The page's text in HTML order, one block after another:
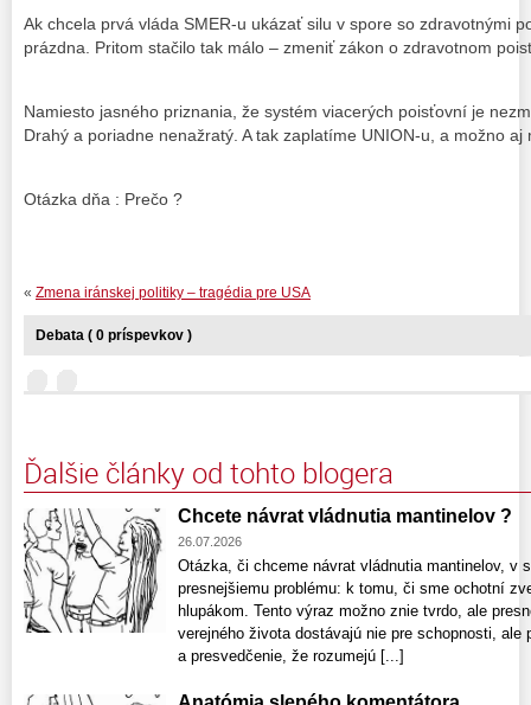
Ak chcela prvá vláda SMER-u ukázať silu v spore so zdravotnými
prázdna. Pritom stačilo tak málo – zmeniť zákon o zdravotnom
Namiesto jasného priznania, že systém viacerých poisťovní je
Drahý a poriadne nenažratý. A tak zaplatíme UNION-u, a možno aj
Otázka dňa : Prečo ?
« Zmena iránskej politiky – tragédia pre USA
Debata ( 0 príspevkov )
Ďalšie články od tohto blogera
Chcete návrat vládnutia mantinelov ?
26.07.2026
Otázka, či chceme návrat vládnutia mantinelov, v
presnejšiemu problému: k tomu, či sme ochotní
hlupákom. Tento výraz možno znie tvrdo, ale
verejného života dostávajú nie pre schopnosti, ale
a presvedčenie, že rozumejú [...]